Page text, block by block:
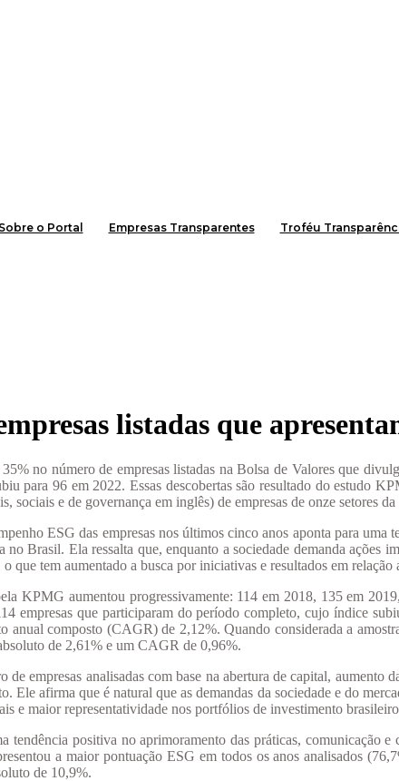
Sobre o Portal Empresas Transparentes Troféu
listadas que
no número de empresas listadas na Bolsa de Valores que
para 96 em 2022. Essas descobertas são resultado do estudo
sociais e de governança em inglês) de empresas de onze setores
ESG das empresas nos últimos cinco anos aponta para uma
Brasil. Ela ressalta que, enquanto a sociedade demanda ações
que tem aumentado a busca por iniciativas e resultados em relação
KPMG aumentou progressivamente: 114 em 2018, 135 em
empresas que participaram do período completo, cujo índice
anual composto (CAGR) de 2,12%. Quando considerada a
de 2,61% e um CAGR de 0,96%.
empresas analisadas com base na abertura de capital, aumento
Ele afirma que é natural que as demandas da sociedade e do
e maior representatividade nos portfólios de investimento
tendência positiva no aprimoramento das práticas, comunicação e
a maior pontuação ESG em todos os anos analisados
de 10,9%.